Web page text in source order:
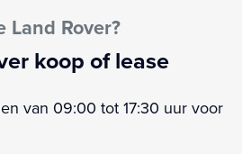
Land Rover?
koop of lease
van 09:00 tot 17:30 uur voor